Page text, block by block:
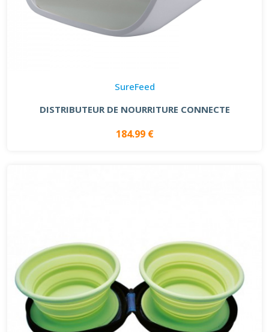
SureFeed
DISTRIBUTEUR DE NOURRITURE CONNECTE
184.99 €